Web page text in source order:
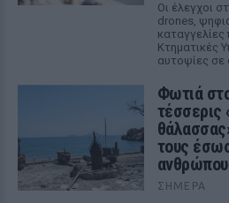
Οι έλεγχοι
drones,
Κτηματικές
αυτοψίες
Φωτιά
τους
ΣΉΜΕΡΑ